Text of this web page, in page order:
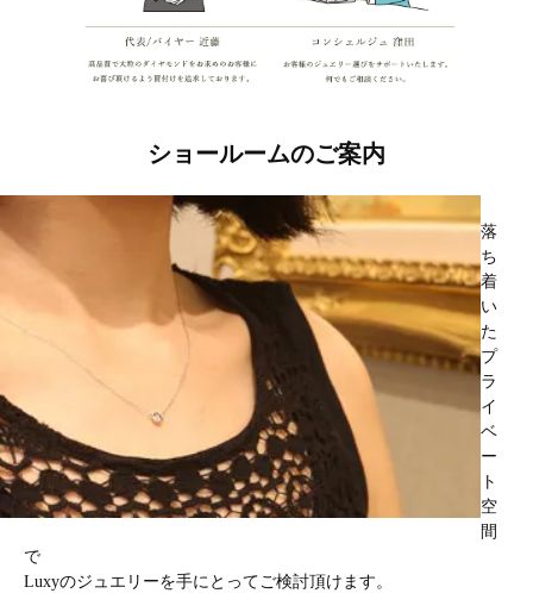
ショールームのご案内
落
ち
着
い
た
プ
ラ
イ
ベ
ー
ト
空
間
で
Luxyのジュエリーを手にとってご検討頂けます。